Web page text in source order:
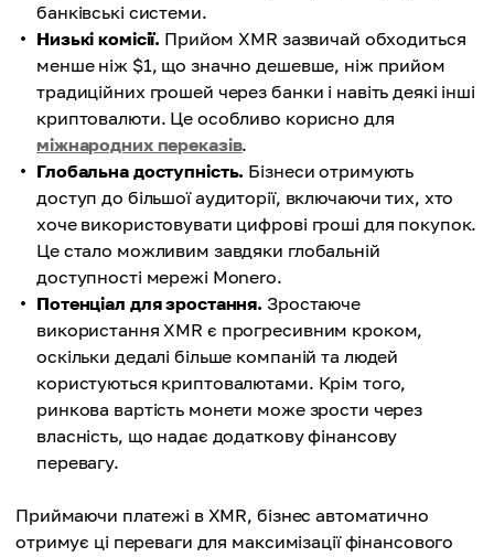
банківські системи.
Низькі комісії. Прийом XMR зазвичай обходиться
менше ніж $1, що значно дешевше, ніж прийом
традиційних грошей через банки і навіть деякі інші
криптовалюти. Це особливо корисно для
міжнародних переказів.
Глобальна доступність. Бізнеси отримують
доступ до більшої аудиторії, включаючи тих, хто
хоче використовувати цифрові гроші для покупок.
Це стало можливим завдяки глобальній
доступності мережі Monero.
Потенціал для зростання. Зростаюче
використання XMR є прогресивним кроком,
оскільки дедалі більше компаній та людей
користуються криптовалютами. Крім того,
ринкова вартість монети може зрости через
власність, що надає додаткову фінансову
перевагу.
Приймаючи платежі в XMR, бізнес автоматично
отримує ці переваги для максимізації фінансового